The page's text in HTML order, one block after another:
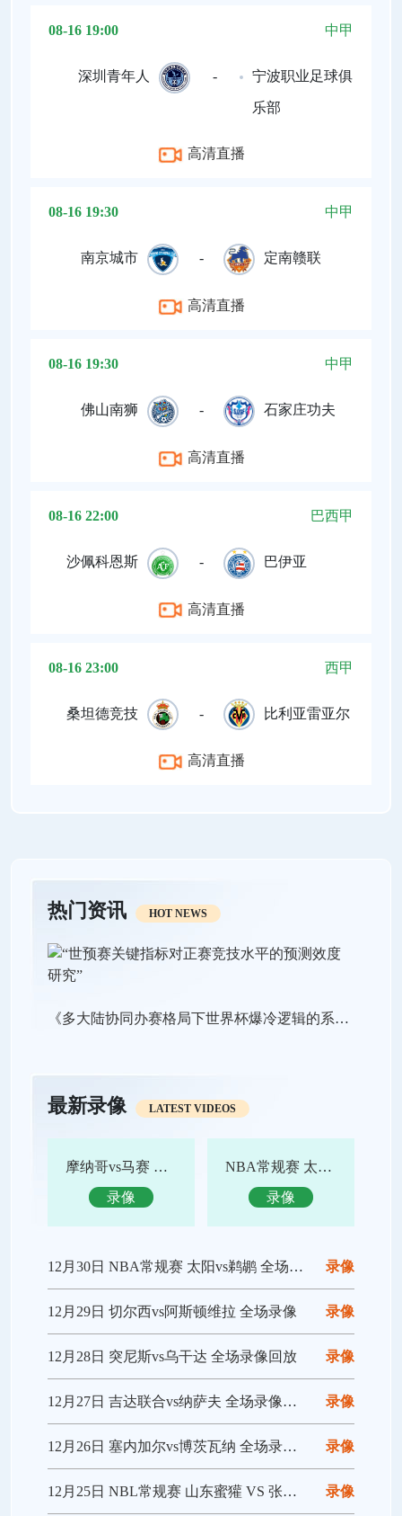
08-16 19:00 中甲
深圳青年人 - 宁波职业足球俱
乐部
高清直播
08-16 19:30 中甲
南京城市 - 定南赣联
高清直播
08-16 19:30 中甲
佛山南狮 - 石家庄功夫
高清直播
08-16 22:00 巴西甲
沙佩科恩斯 - 巴伊亚
高清直播
08-16 23:00 西甲
桑坦德竞技 - 比利亚雷亚尔
高清直播
热门资讯 HOT NEWS
《多大陆协同办赛格局下世界杯爆冷逻辑的系统重塑：基于北美三赛区环境极端性建模与动态推演》
最新录像 LATEST VIDEOS
摩纳哥vs马赛 全场录像回放
录像
NBA常规赛 太阳vs鹈鹕 全场集锦
录像
录像
12月30日 NBA常规赛 太阳vs鹈鹕 全场录像回放
录像
12月29日 切尔西vs阿斯顿维拉 全场录像
录像
12月28日 突尼斯vs乌干达 全场录像回放
录像
12月27日 吉达联合vs纳萨夫 全场录像回放
录像
12月26日 塞内加尔vs博茨瓦纳 全场录像回放
录像
12月25日 NBL常规赛 山东蜜獾 VS 张家口体文旅 全场录像